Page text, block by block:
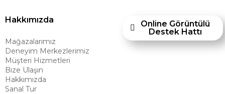
çözümler sunar. Teknoloji ve mağazacılığı bir araya getiren Ashley
Furniture Homestore, 80 yılı aşkın deneyimiyle müşterilerine üstün bir
alışveriş deneyimi sunmak ve bu konforu her eve taşımak amacıyla
Türkiye’de faaliyet göstermektedir."
Hakkımızda
Mağazalarımız
Deneyim Merkezlerimiz
Müşteri Hizmetleri
Bize Ulaşın
Hakkımızda
Sanal Tur
Online Görüntülü
Destek Hattı